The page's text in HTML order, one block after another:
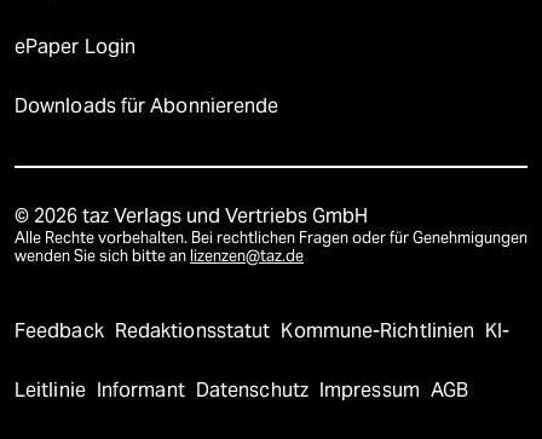
ePaper Login
Downloads für Abonnierende
© 2026 taz Verlags und Vertriebs GmbH
Alle Rechte vorbehalten. Bei rechtlichen Fragen oder für Genehmigungen
wenden Sie sich bitte an lizenzen@taz.de
Feedback Redaktionsstatut Kommune-Richtlinien KI-
Leitlinie Informant Datenschutz Impressum AGB